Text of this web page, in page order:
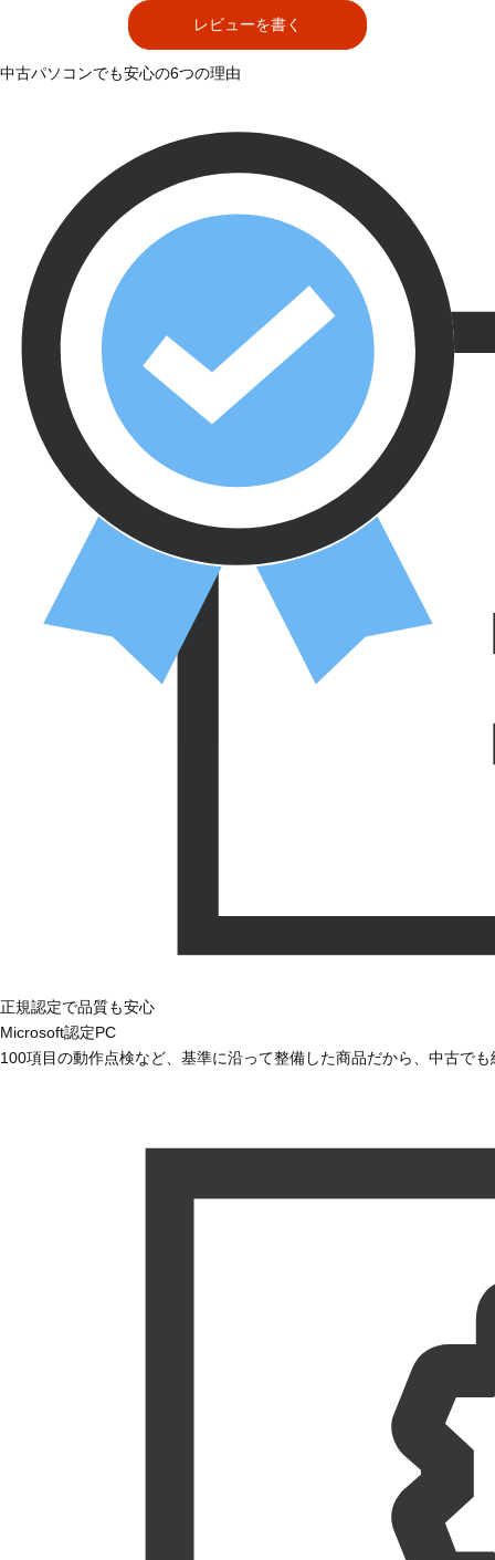
レビューを書く
中古パソコンでも安心の6つの理由
正規認定で品質も安心
Microsoft認定PC
100項目の動作点検など、基準に沿って整備した商品だから、中古で